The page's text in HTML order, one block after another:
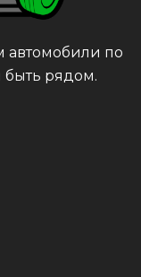
автомобили по
рядом.